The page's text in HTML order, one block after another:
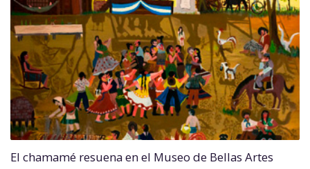
El chamamé resuena en el Museo de Bellas Artes